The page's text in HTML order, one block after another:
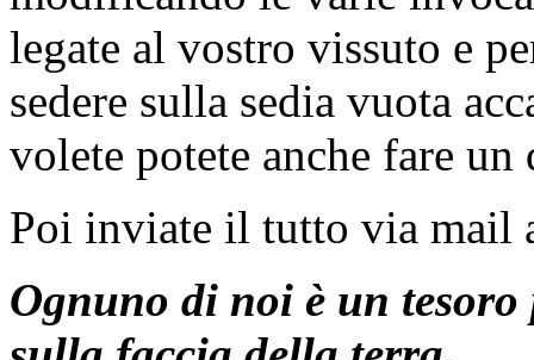
legate al vostro vissuto e
sedere sulla sedia vuota
volete potete anche fare un
Poi inviate il tutto via mail
Ognuno di noi è un